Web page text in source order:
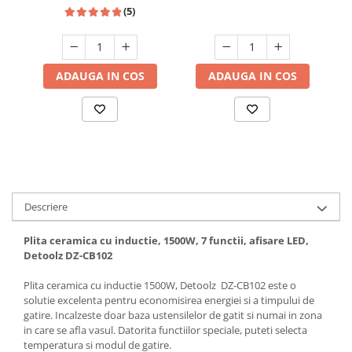
Hote bucatarie
Consumabile
Hota tavan
Hote cupolare
Hote decorative
Hote incorporabile
Masini de Spalat Rufe & Uscatoare
Accesorii masini de spalat &
uscatoare
Masini automate de spalat rufe
Masini de spalat rufe cu uscator
Masini de spalat rufe verticale
Uscatoare de rufe
Masini de spalat vase
(5)
ADAUGA IN COS ADAUGA IN COS
Descriere
Plita ceramica cu inductie, 1500W, 7 functii, afisare LED,
Detoolz DZ-CB102
Plita ceramica cu inductie 1500W, Detoolz DZ-CB102 este o
solutie excelenta pentru economisirea energiei si a timpului de
gatire. Incalzeste doar baza ustensilelor de gatit si numai in zona
in care se afla vasul. Datorita functiilor speciale, puteti selecta
temperatura si modul de gatire.